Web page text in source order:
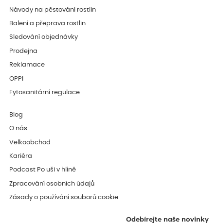
Návody na pěstování rostlin
Balení a přeprava rostlin
Sledování objednávky
Prodejna
Reklamace
OPPI
Fytosanitární regulace
Blog
O nás
Velkoobchod
Kariéra
Podcast Po uši v hlíně
Zpracování osobních údajů
Zásady o používání souborů cookie
Odebírejte naše novinky